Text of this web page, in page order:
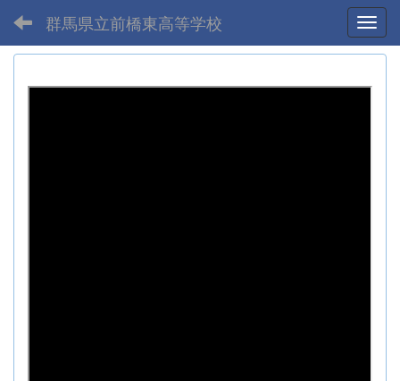
群馬県立前橋東高等学校